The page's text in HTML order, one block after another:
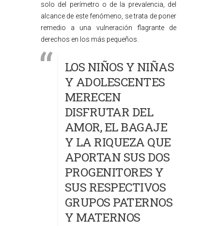
solo del perímetro o de la prevalencia, del
alcance de este fenómeno, se trata de poner
remedio a una vulneración flagrante de
derechos en los más pequeños.
LOS NIÑOS Y NIÑAS
Y ADOLESCENTES
MERECEN
DISFRUTAR DEL
AMOR, EL BAGAJE
Y LA RIQUEZA QUE
APORTAN SUS DOS
PROGENITORES Y
SUS RESPECTIVOS
GRUPOS PATERNOS
Y MATERNOS